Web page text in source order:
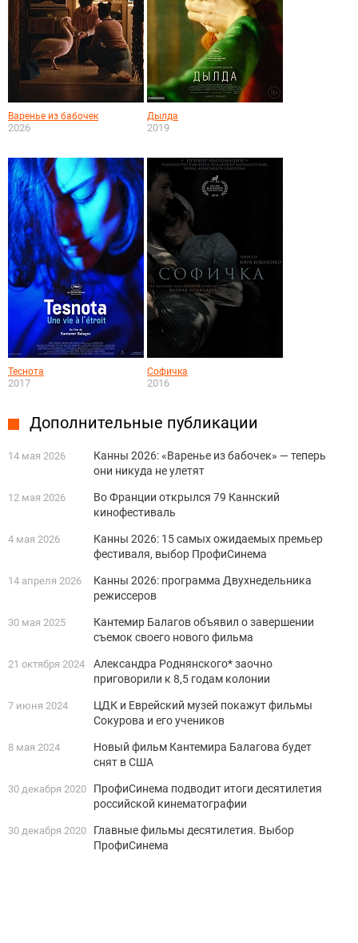
Варенье из бабочек
2026
Дылда
2019
Теснота
2017
Софичка
2016
Дополнительные публикации
14 мая 2026
Канны 2026: «Варенье из бабочек» — теперь
они никуда не улетят
12 мая 2026
Во Франции открылся 79 Каннский
кинофестиваль
4 мая 2026
Канны 2026: 15 самых ожидаемых премьер
фестиваля, выбор ПрофиСинема
14 апреля 2026
Канны 2026: программа Двухнедельника
режиссеров
30 мая 2025
Кантемир Балагов объявил о завершении
съемок своего нового фильма
21 октября 2024
Александра Роднянского* заочно
приговорили к 8,5 годам колонии
7 июня 2024
ЦДК и Еврейский музей покажут фильмы
Сокурова и его учеников
8 мая 2024
Новый фильм Кантемира Балагова будет
снят в США
30 декабря 2020
ПрофиСинема подводит итоги десятилетия
российской кинематографии
30 декабря 2020
Главные фильмы десятилетия. Выбор
ПрофиСинема